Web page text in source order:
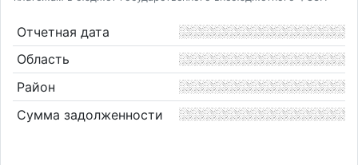
Отчетная дата
Область
Район
Сумма задолженности